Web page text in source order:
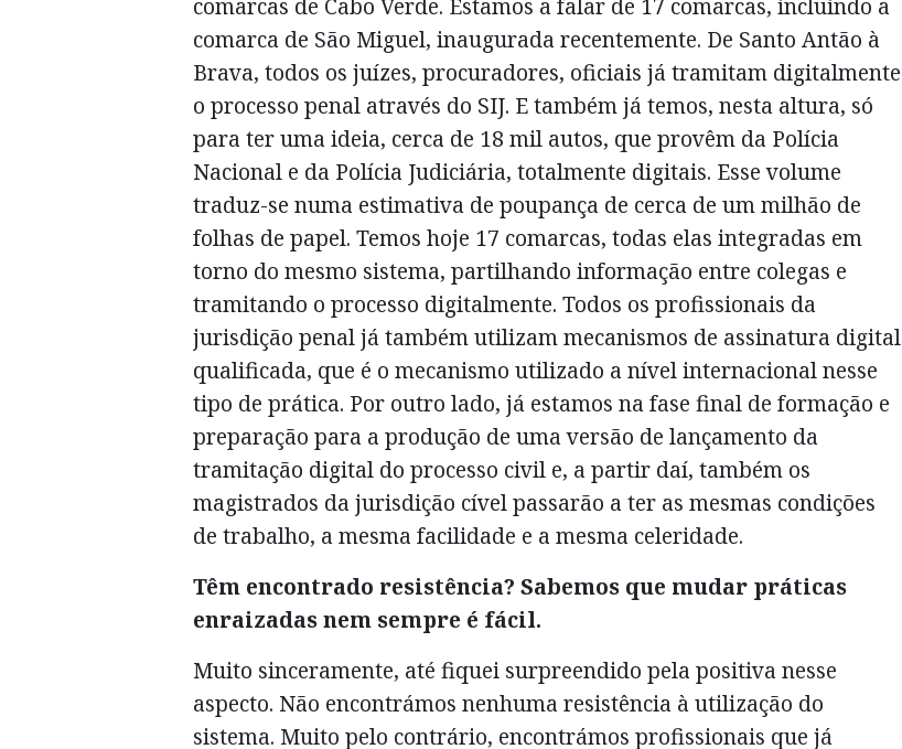
comarca de São Miguel, inaugurada recentemente. De Santo Antão à
Brava, todos os juízes, procuradores, oficiais já tramitam digitalmente
o processo penal através do SIJ. E também já temos, nesta altura, só
para ter uma ideia, cerca de 18 mil autos, que provêm da Polícia
Nacional e da Polícia Judiciária, totalmente digitais. Esse volume
traduz-se numa estimativa de poupança de cerca de um milhão de
folhas de papel. Temos hoje 17 comarcas, todas elas integradas em
torno do mesmo sistema, partilhando informação entre colegas e
tramitando o processo digitalmente. Todos os profissionais da
jurisdição penal já também utilizam mecanismos de assinatura digital
qualificada, que é o mecanismo utilizado a nível internacional nesse
tipo de prática. Por outro lado, já estamos na fase final de formação e
preparação para a produção de uma versão de lançamento da
tramitação digital do processo civil e, a partir daí, também os
magistrados da jurisdição cível passarão a ter as mesmas condições
de trabalho, a mesma facilidade e a mesma celeridade.
Têm encontrado resistência? Sabemos que mudar práticas
enraizadas nem sempre é fácil.
Muito sinceramente, até fiquei surpreendido pela positiva nesse
aspecto. Não encontrámos nenhuma resistência à utilização do
sistema. Muito pelo contrário, encontrámos profissionais que já